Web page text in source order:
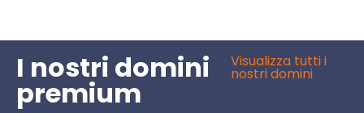
I nostri domini
premium
Visualizza tutti i
nostri domini